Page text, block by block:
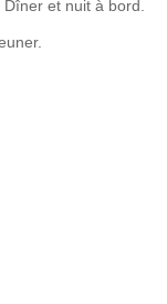
et nuit à bord.